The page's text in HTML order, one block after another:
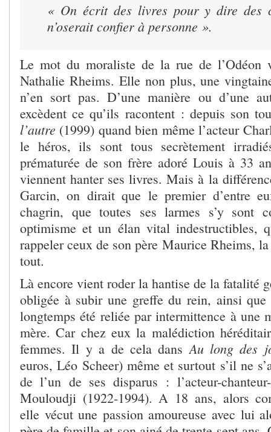
« On écrit des livres pour y dire des
n’oserait confier à personne ».
Le mot du moraliste de la rue de l’Odéon
Nathalie Rheims. Elle non plus, une
n’en sort pas. D’une manière ou d’une
excèdent ce qu’ils racontent : depuis son
l’autre (1999) quand bien même l’acteur
le héros, ils sont tous secrètement
prématurée de son frère adoré Louis à 33
viennent hanter ses livres. Mais à la
Garcin, on dirait que le premier d’entre
chagrin, que toutes ses larmes s’y sont
optimisme et un élan vital indestructibles,
rappeler ceux de son père Maurice Rheims,
tout.
Là encore vient roder la hantise de la fatalité
obligée à subir une greffe du rein, ainsi
longtemps été reliée par intermittence à une
mère. Car chez eux la malédiction
femmes. Il y a de cela dansAu long des
euros, Léo Scheer) même et surtout s’il ne
de l’un de ses disparus : l’acteur-
Mouloudji (1922-1994). A 18 ans, alors
elle vécut une passion amoureuse avec lui